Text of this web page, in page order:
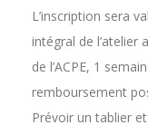
L’inscription sera
intégral de l’atelier
de l’ACPE, 1
remboursement
Prévoir un tablier